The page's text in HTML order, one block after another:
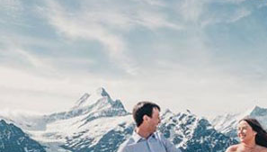
PACIFIC
太平洋
PACIFIC
太平洋
PACIFIC
太平洋
ング-
-アメリカ・カリブフォトウェディ